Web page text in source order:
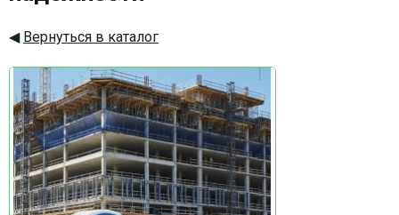
Вернуться в каталог